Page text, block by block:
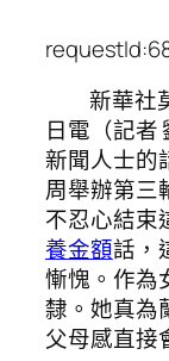
新華社
日電（記者
新聞人士的
周舉辦第三
不忍心結束
養金額話，
慚愧。作為
隸。她真為
父母感直接